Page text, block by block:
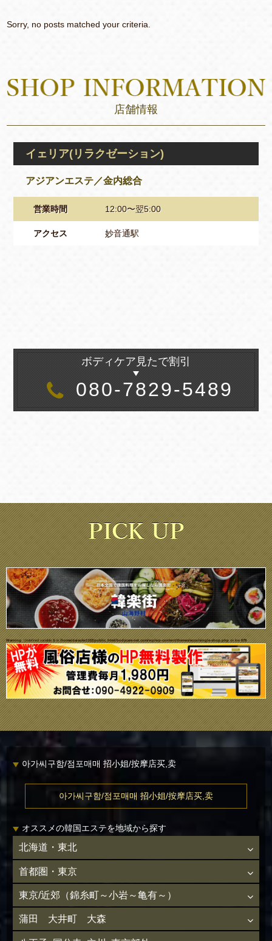
Sorry, no posts matched your criteria.
店舗情報
イェリア(リラクゼーション)
アジアンエステ／金内総合
営業時間 12:00〜翌5:00
アクセス 妙音通駅
ボディケア見たで割引
080-7829-5489
Warning: Undefined variable $i in/home/daisuke1102/public_html/bodycare-net.com/wp/wp-content/themes/ecco/single-shop.phpon line679
아가씨구함/점포매매 招小姐/按摩店买,卖
아가씨구함/점포매매 招小姐/按摩店买,卖
オススメの韓国エステを地域から探す
北海道・東北
首都圏・東京
東京/近郊（錦糸町～小岩～亀有～）
蒲田 大井町 大森